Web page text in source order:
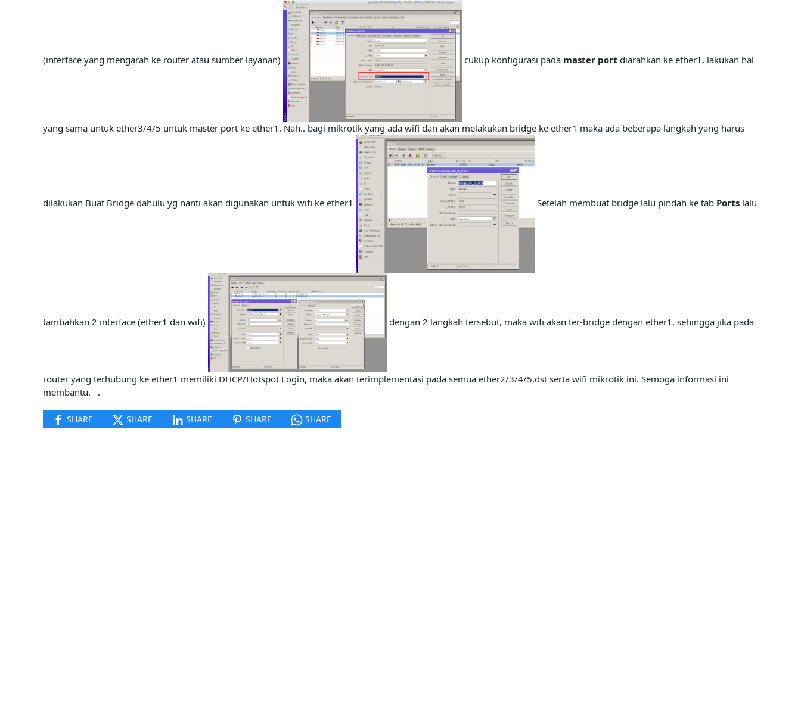
(interface yang mengarah ke router atau sumber layanan) cukup konfigurasi pada master port diarahkan ke ether1, lakukan hal
yang sama untuk ether3/4/5 untuk master port ke ether1. Nah.. bagi mikrotik yang ada wifi dan akan melakukan bridge ke ether1 maka ada beberapa langkah yang harus
dilakukan Buat Bridge dahulu yg nanti akan digunakan untuk wifi ke ether1 Setelah membuat bridge lalu pindah ke tab Ports lalu
tambahkan 2 interface (ether1 dan wifi) dengan 2 langkah tersebut, maka wifi akan ter-bridge dengan ether1, sehingga jika pada
router yang terhubung ke ether1 memiliki DHCP/Hotspot Login, maka akan terimplementasi pada semua ether2/3/4/5,dst serta wifi mikrotik ini. Semoga informasi ini
membantu. .
SHARE SHARE SHARE SHARE SHARE